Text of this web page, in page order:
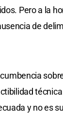
Pero a la
de
y no es su